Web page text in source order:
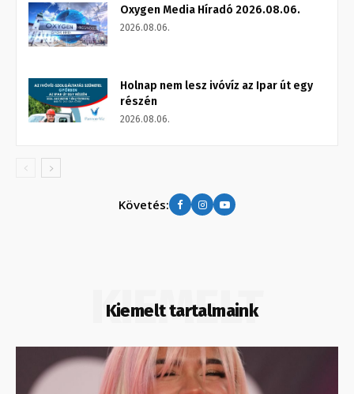
Oxygen Media Híradó 2026.08.06.
2026.08.06.
Holnap nem lesz ivóvíz az Ipar út egy
részén
2026.08.06.
Követés:
Kiemelt tartalmaink
KIEMELT